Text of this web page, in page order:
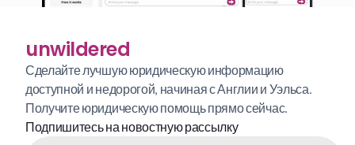
unwildered
Сделайте лучшую юридическую информацию
доступной и недорогой, начиная с Англии и Уэльса.
Получите юридическую помощь прямо сейчас.
Подпишитесь на новостную рассылку